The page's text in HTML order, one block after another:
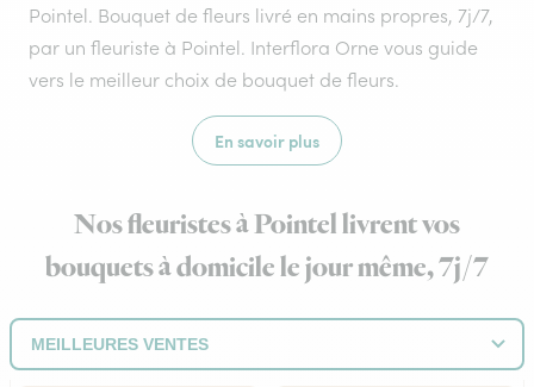
Pointel. Bouquet de fleurs livré en mains propres, 7j/7,
par un fleuriste à Pointel. Interflora Orne vous guide
vers le meilleur choix de bouquet de fleurs.
En savoir plus
Nos fleuristes à Pointel livrent vos
bouquets à domicile le jour même, 7j/7